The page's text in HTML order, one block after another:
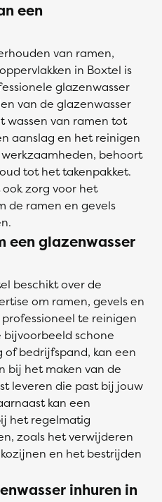
een
van ramen,
in Boxtel is
glazenwasser
van de glazenwasser
wassen van ramen tot
aanslag en het reinigen
behoort
tot het takenpakket.
zorg voor het
de ramen en gevels
een glazenwasser
beschikt over de
om ramen, gevels en
te reinigen
bijvoorbeeld schone
bedrijfspand, kan een
bij het maken van de
leveren die past bij jouw
kan een
het regelmatig
zoals het verwijderen
en het bestrijden
inhuren in